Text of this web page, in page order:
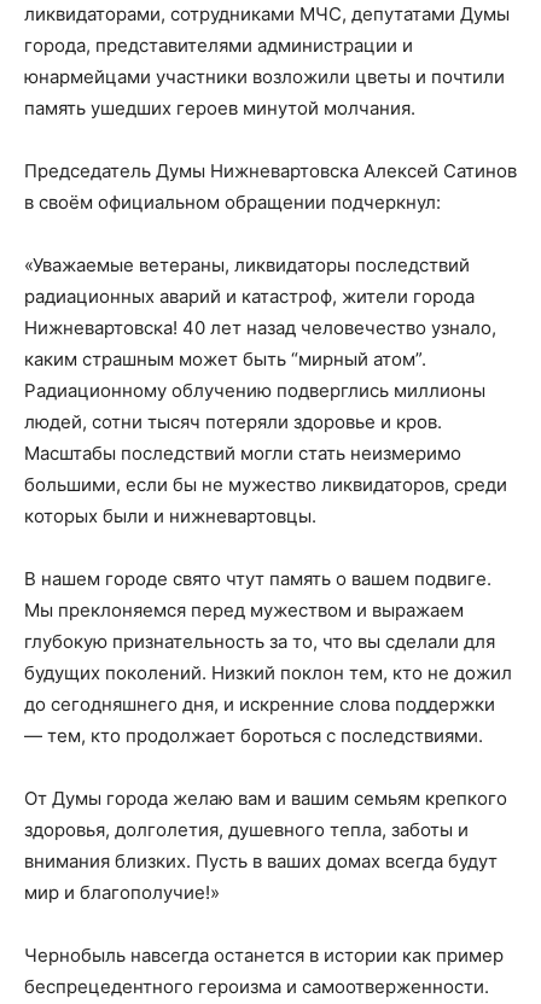
ликвидаторами, сотрудниками МЧС, депутатами Думы
города, представителями администрации и
юнармейцами участники возложили цветы и почтили
память ушедших героев минутой молчания.
Председатель Думы Нижневартовска Алексей Сатинов
в своём официальном обращении подчеркнул:
«Уважаемые ветераны, ликвидаторы последствий
радиационных аварий и катастроф, жители города
Нижневартовска! 40 лет назад человечество узнало,
каким страшным может быть “мирный атом”.
Радиационному облучению подверглись миллионы
людей, сотни тысяч потеряли здоровье и кров.
Масштабы последствий могли стать неизмеримо
большими, если бы не мужество ликвидаторов, среди
которых были и нижневартовцы.
В нашем городе свято чтут память о вашем подвиге.
Мы преклоняемся перед мужеством и выражаем
глубокую признательность за то, что вы сделали для
будущих поколений. Низкий поклон тем, кто не дожил
до сегодняшнего дня, и искренние слова поддержки
— тем, кто продолжает бороться с последствиями.
От Думы города желаю вам и вашим семьям крепкого
здоровья, долголетия, душевного тепла, заботы и
внимания близких. Пусть в ваших домах всегда будут
мир и благополучие!»
Чернобыль навсегда останется в истории как пример
беспрецедентного героизма и самоотверженности.